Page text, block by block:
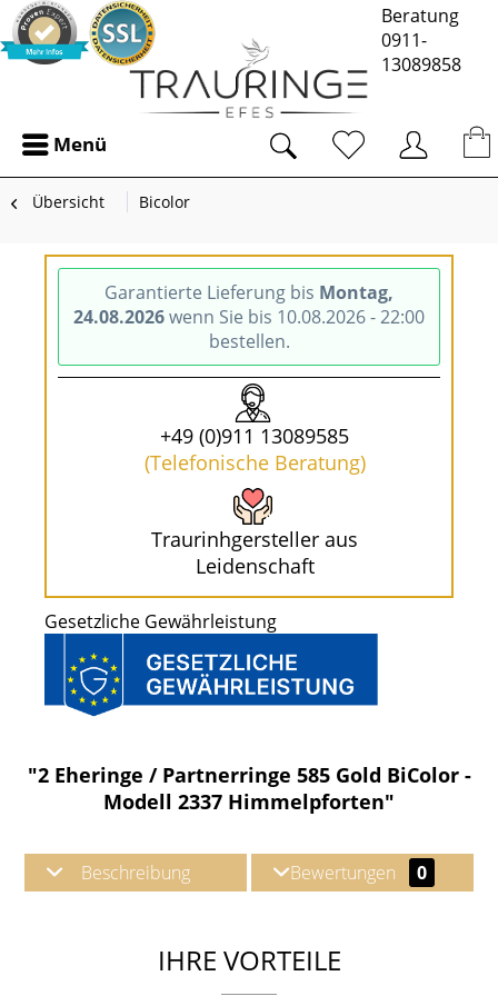
Beratung
0911-
13089858
Menü
Übersicht Bicolor
Garantierte Lieferung bis Montag,
24.08.2026wenn Sie bis 10.08.2026 - 22:00
bestellen.
+49 (0)911 13089585
(Telefonische Beratung)
Traurinhgersteller aus
Leidenschaft
Gesetzliche Gewährleistung
"2 Eheringe / Partnerringe 585 Gold BiColor -
Modell 2337 Himmelpforten"
Beschreibung Bewertungen 0
IHRE VORTEILE